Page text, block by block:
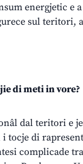
energjetic e
sul teritori,
di meti in vore?
dal teritori e
tocje di
complicade